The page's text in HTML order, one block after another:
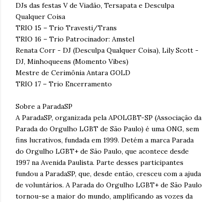
DJs das festas V de Viadão, Tersapata e Desculpa
Qualquer Coisa
TRIO 15 – Trio Travesti/Trans
TRIO 16 – Trio Patrocinador: Amstel
Renata Corr - DJ (Desculpa Qualquer Coisa), Lily Scott -
DJ, Minhoqueens (Momento Vibes)
Mestre de Cerimônia Antara GOLD
TRIO 17 – Trio Encerramento
Sobre a ParadaSP
A ParadaSP, organizada pela APOLGBT-SP (Associação da
Parada do Orgulho LGBT de São Paulo) é uma ONG, sem
fins lucrativos, fundada em 1999. Detém a marca Parada
do Orgulho LGBT+ de São Paulo, que acontece desde
1997 na Avenida Paulista. Parte desses participantes
fundou a ParadaSP, que, desde então, cresceu com a ajuda
de voluntários. A Parada do Orgulho LGBT+ de São Paulo
tornou-se a maior do mundo, amplificando as vozes da